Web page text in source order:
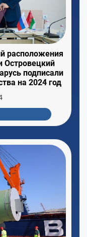
расположения
Островецкий
подписали
на 2024 год